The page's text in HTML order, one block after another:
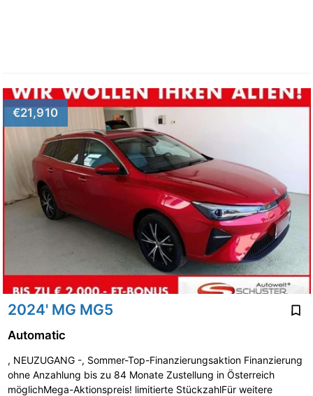
€21,910
2024' MG MG5
Automatic
, NEUZUGANG -, Sommer-Top-Finanzierungsaktion Finanzierung
ohne Anzahlung bis zu 84 Monate Zustellung in Österreich
möglichMega-Aktionspreis! limitierte StückzahlFür weitere